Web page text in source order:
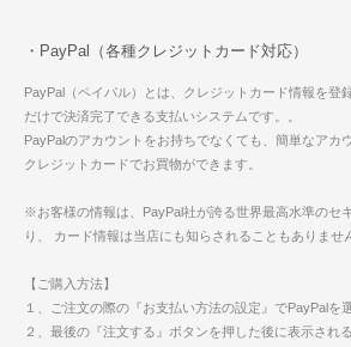
・PayPal（各種クレジットカード対応）
PayPal（ペイパル）とは、クレジットカード情報を登
だけで決済完了できる支払いシステムです。。
PayPalのアカウントをお持ちでなくても、簡単なアカ
クレジットカードでお買物ができます。
※お客様の情報は、PayPal社が誇る世界最高水準のセ
り、 カード情報は当店にも知らされることもありませ
【ご購入方法】
１、ご注文の際の『お支払い方法の設定』でPayPalを選
２、最後の『注文する』ボタンを押した後に表示され